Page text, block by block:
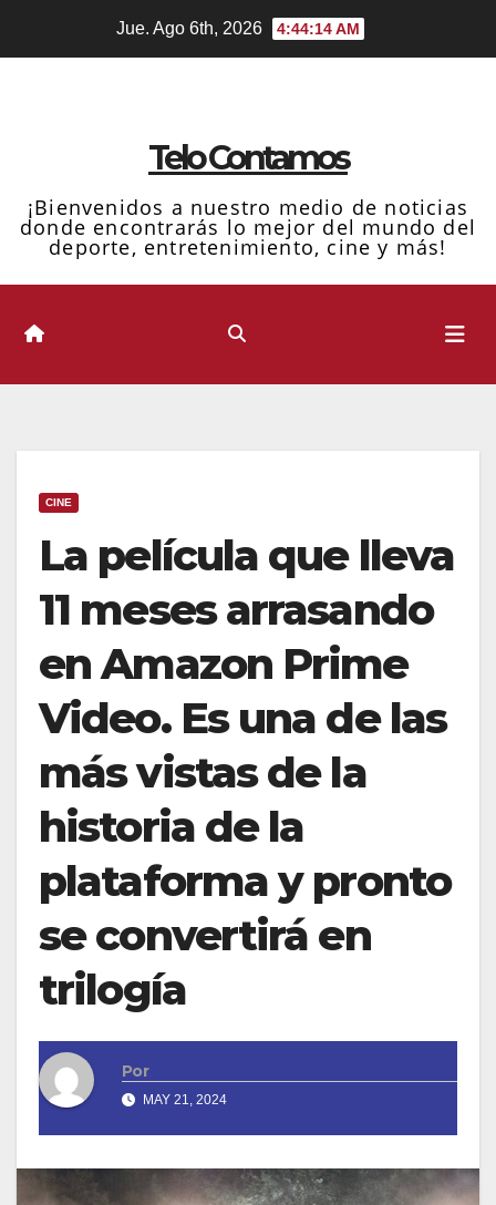
Jue. Ago 6th, 2026 4:44:15 AM
Telo Contamos
¡Bienvenidos a nuestro medio de noticias
donde encontrarás lo mejor del mundo del
deporte, entretenimiento, cine y más!
CINE
La película que lleva
11 meses arrasando
en Amazon Prime
Video. Es una de las
más vistas de la
historia de la
plataforma y pronto
se convertirá en
trilogía
Por
MAY 21, 2024